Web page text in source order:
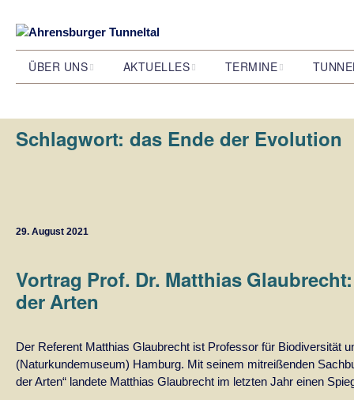
ÜBER UNS
wollen
Unser Team
AKTUELLES
Unsere Jahreskalender
TERMINE
Schlagwort: das Ende der Evolution
29. August 2021
Vortrag Prof. Dr. Matthias
der Arten
Der Referent Matthias Glaubrecht ist Professor für Biodiversität
(Naturkundemuseum) Hamburg. Mit seinem mitreißenden
der Arten“ landete Matthias Glaubrecht im letzten Jahr einen